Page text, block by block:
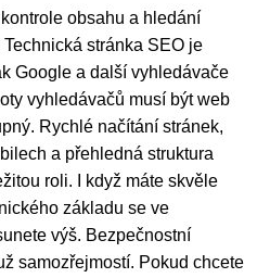
obsahu a hledání
stránka SEO je
Google a další vyhledávače
vyhledávačů musí být web
Rychlé načítání stránek,
a přehledná struktura
roli. I když máte skvěle
základu se ve
výš. Bezpečnostní
samozřejmostí. Pokud chcete